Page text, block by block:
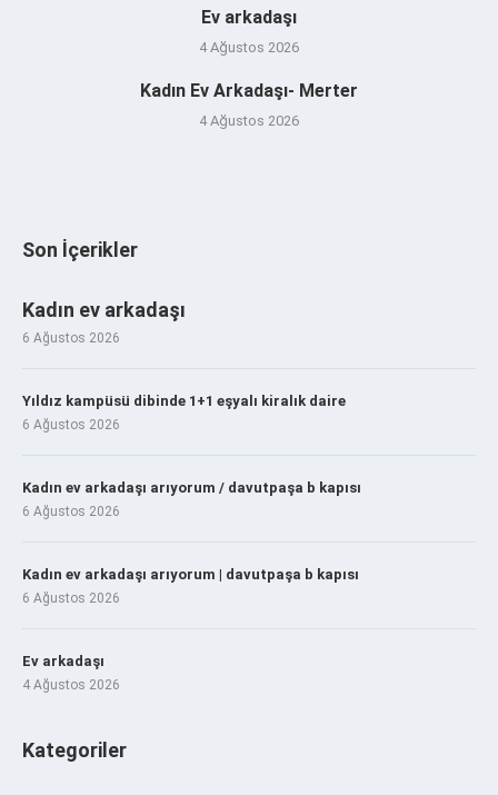
Ev arkadaşı
4 Ağustos 2026
Kadın Ev Arkadaşı- Merter
4 Ağustos 2026
Son İçerikler
Kadın ev arkadaşı
6 Ağustos 2026
Yıldız kampüsü dibinde 1+1 eşyalı kiralık daire
6 Ağustos 2026
Kadın ev arkadaşı arıyorum / davutpaşa b kapısı
6 Ağustos 2026
Kadın ev arkadaşı arıyorum | davutpaşa b kapısı
6 Ağustos 2026
Ev arkadaşı
4 Ağustos 2026
Kategoriler